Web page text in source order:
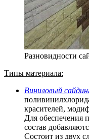
Разновидности
Типы материала:
Виниловый
красителей,
Для обеспечения
состав
Состоит из двух